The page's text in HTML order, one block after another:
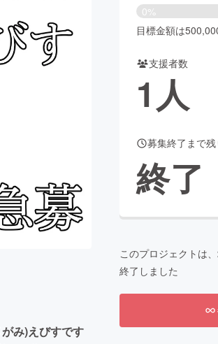
アニメ・漫画
ビューティー・ヘルスケア
み)えびすです
0%
目標金額は
支援者数
1人
募集終了まで残
終了
このプロジェクトは、
終了しました